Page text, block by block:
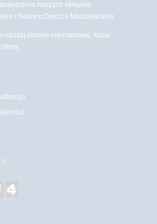
naszych sklepów
i Nowym Dworze Mazowieckim
naszej stronie internetowej, która